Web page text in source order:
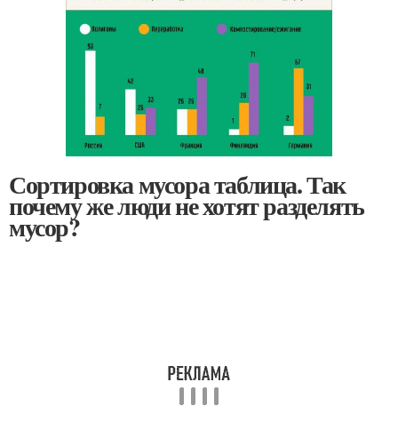
Сортировка мусора таблица. Так
почему же люди не хотят разделять
мусор?